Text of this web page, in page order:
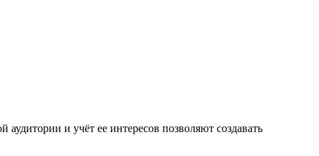
и учёт ее интересов позволяют создавать